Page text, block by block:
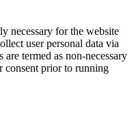
necessary for the website
user personal data via
are termed as non-necessary
consent prior to running